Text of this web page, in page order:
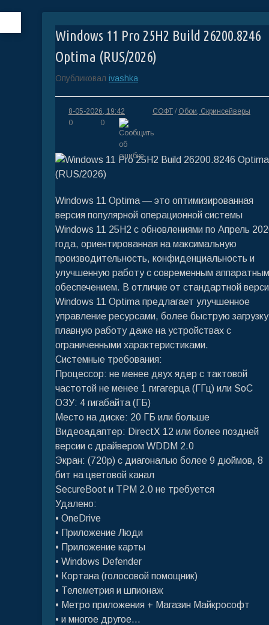
Windows 11 Pro 25H2 Build 26200.8246
Optima (RUS/2026)
Опубликовал ivashka
8-05-2026, 19:42 СОФТ / Обои, Скринсейверы
0
0
Windows 11 Optima — это оптимизированная
версия популярной операционной системы
Windows 11 25H2 с обновлениями по Апрель
года, ориентированная на максимальную
производительность, конфиденциальность и
улучшенную работу с современным аппаратным
обеспечением. В отличие от стандартной
Windows 11 Optima предлагает улучшенное
управление ресурсами, более быструю
плавную работу даже на устройствах с
ограниченными характеристиками.
Системные требования:
Процессор: не менее двух ядер с тактовой
частотой не менее 1 гигагерца (ГГц) или SoC
ОЗУ: 4 гигабайта (ГБ)
Место на диске: 20 ГБ или больше
Видеоадаптер: DirectX 12 или более поздней
версии с драйвером WDDM 2.0
Экран: (720p) с диагональю более 9 дюймов, 8
бит на цветовой канал
SecureBoot и TPM 2.0 не требуется
Удалено:
• OneDrive
• Приложение Люди
• Приложение карты
• Windows Defender
• Кортана (голосовой помощник)
• Телеметрия и шпионаж
• Метро приложения + Магазин Майкрософт
• и многое другое...